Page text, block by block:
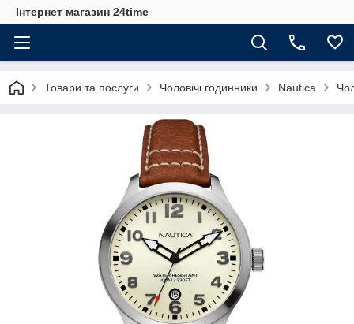
Інтернет магазин 24time
Товари та послуги Чоловічі годинники Nautica